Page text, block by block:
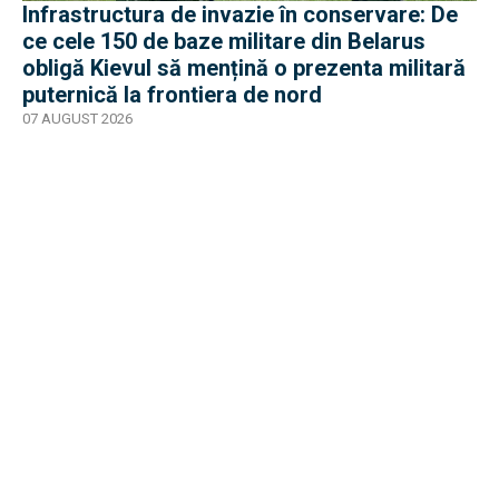
Infrastructura de invazie în conservare: De
ce cele 150 de baze militare din Belarus
obligă Kievul să mențină o prezenta militară
puternică la frontiera de nord
07 AUGUST 2026